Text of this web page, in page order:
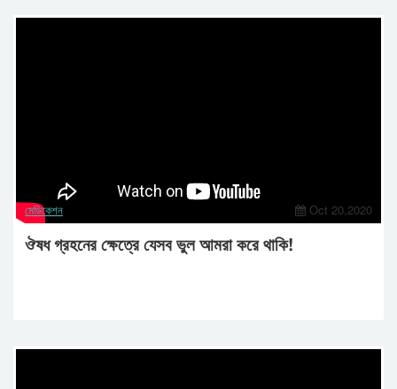
মেডিকেশন Oct 20,2020
ঔষধ গ্রহনের ক্ষেত্রে যেসব ভুল আমরা করে থাকি!